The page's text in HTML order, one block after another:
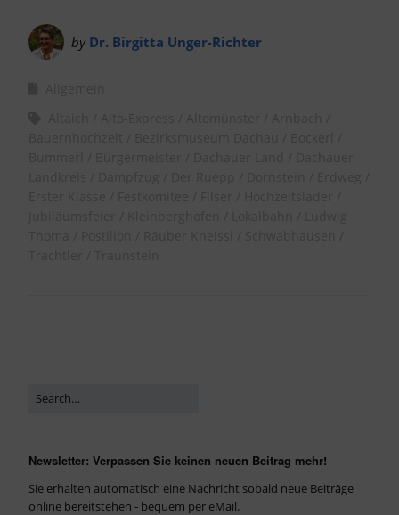
by Dr. Birgitta Unger-Richter
Newsletter: Verpassen Sie keinen neuen Beitrag mehr!
Sie erhalten automatisch eine Nachricht sobald neue Beiträge
online bereitstehen - bequem per eMail.